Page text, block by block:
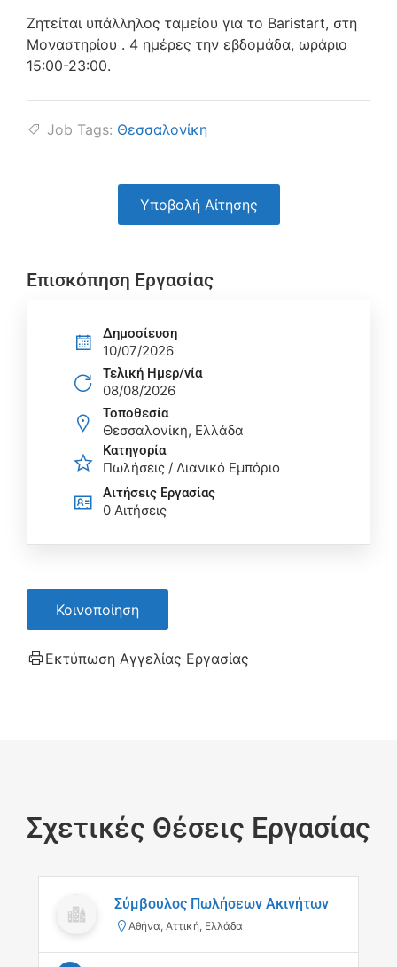
Ζητείται υπάλληλος ταμείου για το Baristart, στη
Μοναστηρίου . 4 ημέρες την εβδομάδα, ωράριο
15:00-23:00.
Job Tags: Θεσσαλονίκη
Υποβολή Αίτησης
Επισκόπηση Εργασίας
Δημοσίευση
10/07/2026
Τελική Ημερ/νία
08/08/2026
Τοποθεσία
Θεσσαλονίκη, Ελλάδα
Κατηγορία
Πωλήσεις / Λιανικό Εμπόριο
Αιτήσεις Eργασίας
0 Αιτήσεις
Κοινοποίηση
Εκτύπωση Αγγελίας Εργασίας
Σχετικές Θέσεις Εργασίας
Σύμβουλος Πωλήσεων Ακινήτων
Αθήνα, Αττική, Ελλάδα